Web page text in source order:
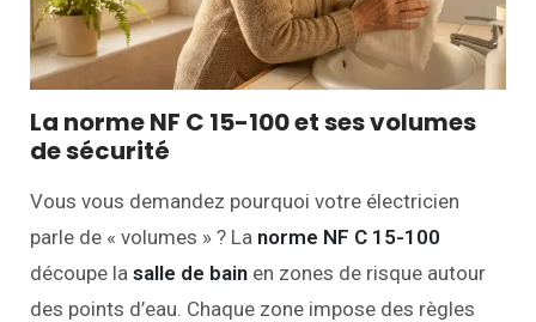
La norme NF C 15-100 et ses volumes
de sécurité
Vous vous demandez pourquoi votre électricien
parle de « volumes » ? La norme NF C 15-100
découpe la salle de bain en zones de risque autour
des points d’eau. Chaque zone impose des règles